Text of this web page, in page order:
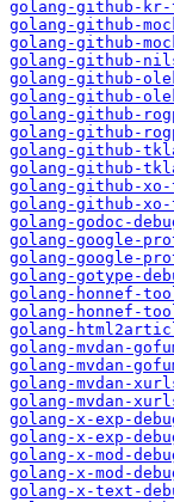
golang-github-
golang-github-
golang-github-
golang-github-
golang-github-
golang-github-
golang-github-
golang-github-
golang-github-
golang-github-
golang-github-
golang-github-
golang-godoc-
golang-google-
golang-google-
golang-gotype-
golang-honnef-
golang-honnef-
golang-
golang-mvdan-
golang-mvdan-
golang-mvdan-
golang-mvdan-
golang-x-exp-
golang-x-exp-
golang-x-mod-
golang-x-mod-
golang-x-text-